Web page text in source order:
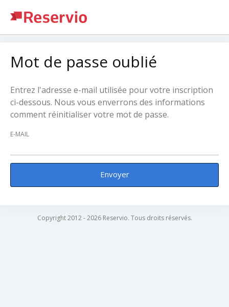
Mot de passe oublié
Entrez l'adresse e-mail utilisée pour votre inscription
ci-dessous. Nous vous enverrons des informations
comment réinitialiser votre mot de passe.
E-MAIL
Envoyer
Copyright 2012 - 2026 Reservio. Tous droits réservés.